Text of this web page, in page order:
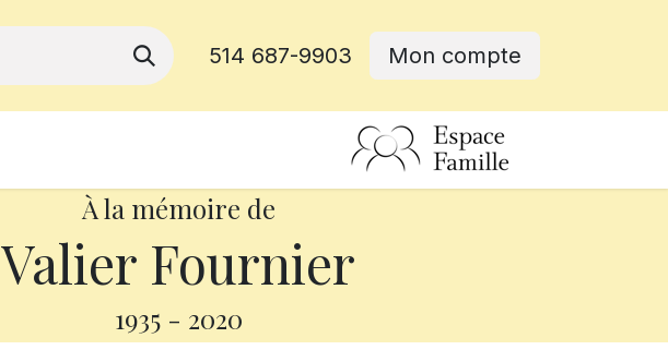
514 687-9903 Mon compte
À la mémoire de
Valier Fournier
1935 - 2020